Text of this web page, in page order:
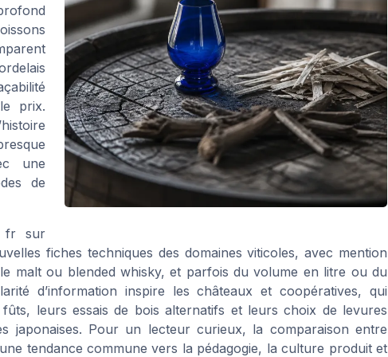
prix.
une
de
fr sur
fiches techniques des domaines viticoles, avec mention
malt ou blended whisky, et parfois du volume en litre ou du
d’information inspire les châteaux et coopératives, qui
leurs essais de bois alternatifs et leurs choix de levures
japonaises. Pour un lecteur curieux, la comparaison entre
tendance commune vers la pédagogie, la culture produit et